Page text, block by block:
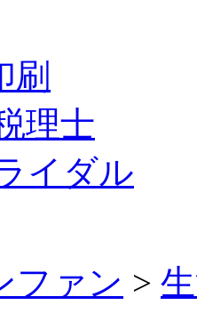
刷
理士
イダル
ファン >